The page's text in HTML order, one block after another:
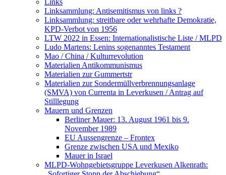
Links
Linksammlung: Antisemitismus von links ?
Linksammlung: streitbare oder wehrhafte Demokratie,
KPD-Verbot von 1956
LTW 2022 in Essen: Internationalistische Liste / MLPD
Ludo Martens: Lenins sogenanntes Testament
Mao / China / Kulturrevolution
Materialien Antikommunismus
Materialien zur Gummertstr
Materialien zur Sondermüllverbrennungsanlage
(SMVA) von Currenta in Leverkusen / Antrag auf
Stilllegung
Mauern und Grenzen
Berliner Mauer: 13. August 1961 bis 9.
November 1989
EU Aussengrenze – Frontex
Grenze zwischen USA und Mexiko
Mauer in Israel
MLPD-Wohngebietsgruppe Leverkusen Alkenrath: